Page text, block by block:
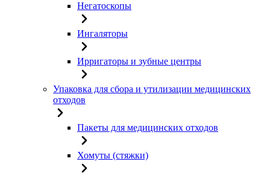
Негатоскопы
Ингаляторы
Ирригаторы и зубные центры
Упаковка для сбора и утилизации медицинских
отходов
Пакеты для медицинских отходов
Хомуты (стяжки)